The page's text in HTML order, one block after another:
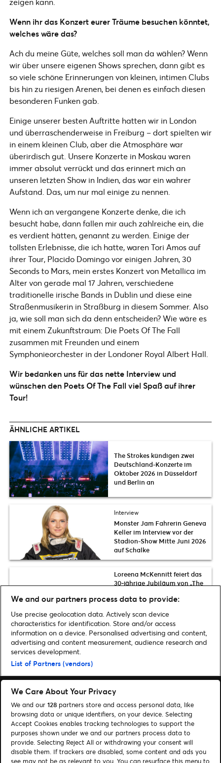
Wenn ihr das Konzert eurer Träume besuchen könntet,
welches wäre das?
Ach du meine Güte, welches soll man da wählen? Wenn
wir über unsere eigenen Shows sprechen, dann gibt es
so viele schöne Erinnerungen von kleinen, intimen Clubs
bis hin zu riesigen Arenen, bei denen es einfach diesen
besonderen Funken gab.
Einige unserer besten Auftritte hatten wir in London
und überraschenderweise in Freiburg – dort spielten wir
in einem kleinen Club, aber die Atmosphäre war
überirdisch gut. Unsere Konzerte in Moskau waren
immer absolut verrückt und das erinnert mich an
unseren letzten Show in Indien, das war ein wahrer
Aufstand. Das, um nur mal einige zu nennen.
Wenn ich an vergangene Konzerte denke, die ich
besucht habe, dann fallen mir auch zahlreiche ein, die
es verdient hätten, genannt zu werden. Einige der
tollsten Erlebnisse, die ich hatte, waren Tori Amos auf
ihrer Tour, Placido Domingo vor einigen Jahren, 30
Seconds to Mars, mein erstes Konzert von Metallica im
Alter von gerade mal 17 Jahren, verschiedene
traditionelle irische Bands in Dublin und diese eine
Straßenmusikerin in Straßburg in diesem Sommer. Also
ja, wie soll man sich da denn entscheiden? Wie wäre es
mit einem Zukunftstraum: Die Poets Of The Fall
zusammen mit Freunden und einem
Symphonieorchester in der Londoner Royal Albert Hall.
Wir bedanken uns für das nette Interview und
wünschen den Poets Of The Fall viel Spaß auf ihrer
Tour!
ÄHNLICHE ARTIKEL
The Strokes kündigen zwei
Deutschland-Konzerte im
Oktober 2026 in Düsseldorf
und Berlin an
Interview
Monster Jam Fahrerin Geneva
Keller im Interview vor der
Stadion-Show Mitte Juni 2026
auf Schalke
Loreena McKennitt feiert das
30‑jährige Jubiläum von „The
zahlreichen Deutschland-
Konzerten im März 2027
Home»Musik»Poets Of The Fall im Interview
Suchen
Cookie-Einwilligungstool
We and our partners process data to provide:
Use precise geolocation data. Actively scan device
characteristics for identification. Store and/or access
information on a device. Personalised advertising and content,
advertising and content measurement, audience research and
services development.
List of Partners (vendors)
We Care About Your Privacy
We and our 128 partners store and access personal data, like
browsing data or unique identifiers, on your device. Selecting
Accept Cookies enables tracking technologies to support the
purposes shown under we and our partners process data to
provide. Selecting Reject All or withdrawing your consent will
disable them. If trackers are disabled, some content and ads you
see may not be as relevant to you. You can resurface this menu to